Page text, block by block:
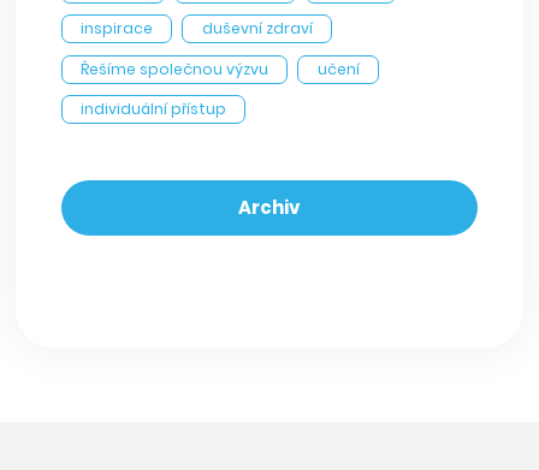
inspirace
duševní zdraví
Řešíme společnou výzvu
učení
individuální přístup
Archiv